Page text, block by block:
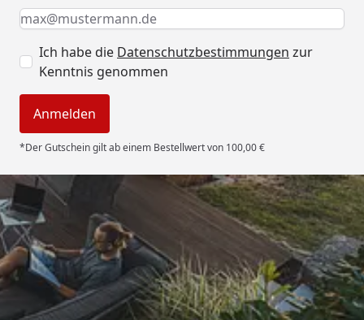
Keine Eingabe erforderlich
Eingabe erforderlich
E-Mail *
Ich habe die Datenschutzbestimmungen zur
Kenntnis genommen
Anmelden
*Der Gutschein gilt ab einem Bestellwert von 100,00 €
Trusted Shops
4,85/ 5